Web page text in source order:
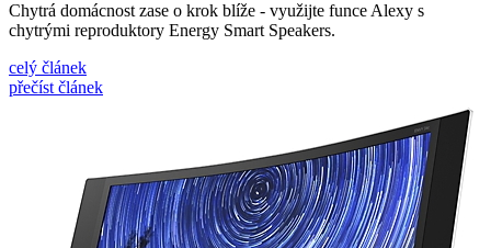
Chytrá domácnost zase o krok blíže - využijte funce Alexy s
chytrými reproduktory Energy Smart Speakers.
celý článek
přečíst článek